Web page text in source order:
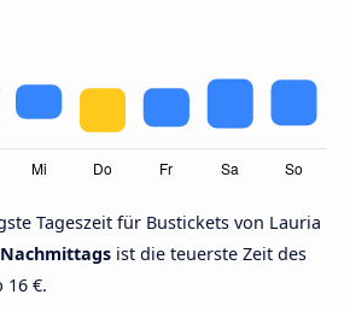
Tageszeit für Bustickets von Lauria
Nachmittags ist die teuerste Zeit des
16 €.